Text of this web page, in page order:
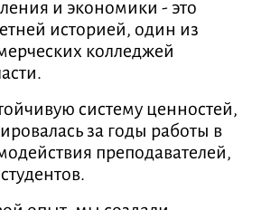
и экономики - это
историей, один из
колледжей
систему ценностей,
за годы работы в
преподавателей,